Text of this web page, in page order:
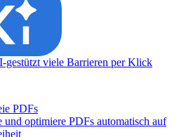
gestützt viele Barrieren per Klick
PDFs
und optimiere PDFs automatisch auf